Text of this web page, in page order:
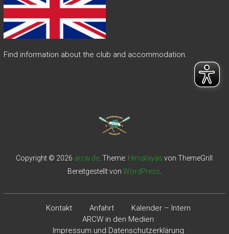
Find information about the club and accommodation.
Copyright © 2026 arcw.de . Theme: Himalayas von ThemeGrill
Bereitgestellt von WordPress
Kontakt Anfahrt
Kalender – Intern
ARCW in den Medien
Impressum und Datenschutzerklärung